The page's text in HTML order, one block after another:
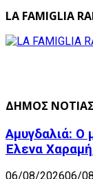
LA FAMIGLIA
ΔΗΜΟΣ
Αμυγδαλιά: Ο
Έλενα
06/08/202606/